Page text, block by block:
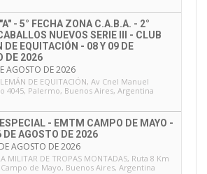
- 5° FECHA ZONA C.A.B.A. - 2°
NUEVOS SERIE III - CLUB
DE EQUITACIÓN - 08 Y 09 DE
DE 2026
AGOSTO DE 2026
DE EQUITACIÓN, Av Cnel Manuel
4045, Palermo, Buenos Aires, Argentina
- EMTM CAMPO DE MAYO -
DE AGOSTO DE 2026
AGOSTO DE 2026
MILITAR DE TROPAS MONTADAS, Ruta 8 Km
Campo de Mayo, Buenos Aires, Argentina